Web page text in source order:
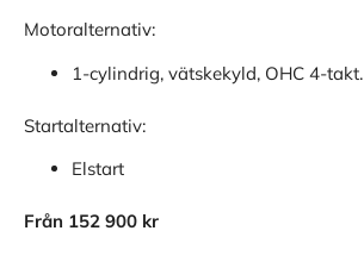
Motoralternativ:
1-cylindrig, vätskekyld, OHC 4-takt.
Startalternativ:
Elstart
Från 152 900 kr